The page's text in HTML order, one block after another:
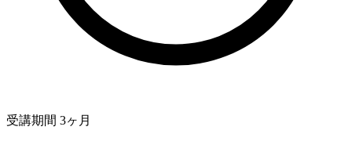
受講期間 3ヶ月